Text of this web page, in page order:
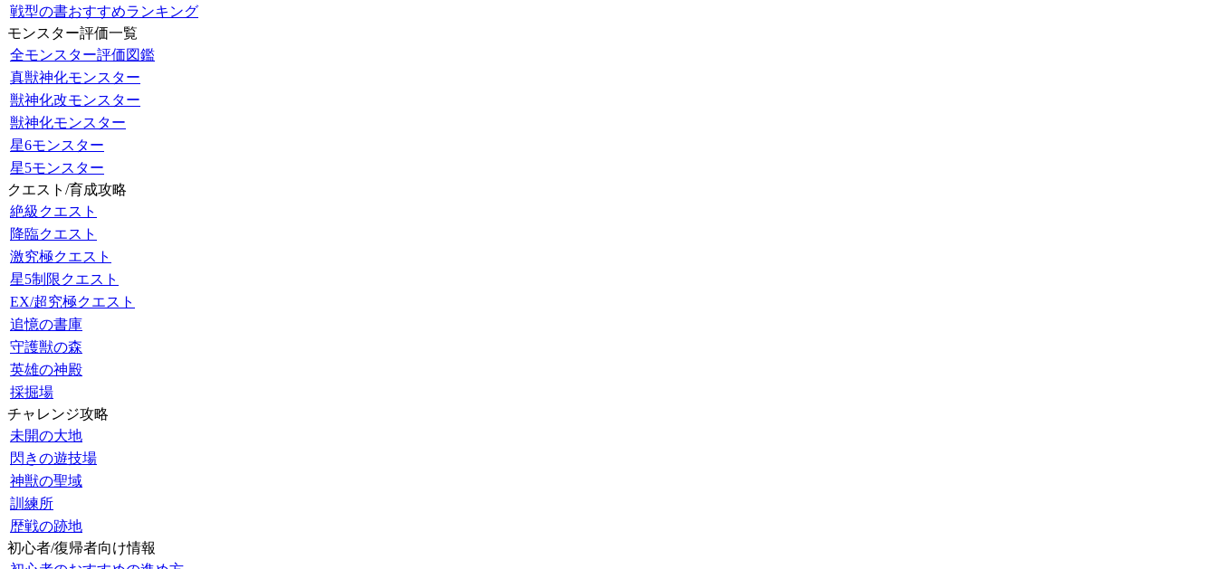
戦型の書おすすめランキング
モンスター評価一覧
全モンスター評価図鑑
真獣神化モンスター
獣神化改モンスター
獣神化モンスター
星6モンスター
星5モンスター
クエスト/育成攻略
絶級クエスト
降臨クエスト
激究極クエスト
星5制限クエスト
EX/超究極クエスト
追憶の書庫
守護獣の森
英雄の神殿
採掘場
チャレンジ攻略
未開の大地
閃きの遊技場
神獣の聖域
訓練所
歴戦の跡地
初心者/復帰者向け情報